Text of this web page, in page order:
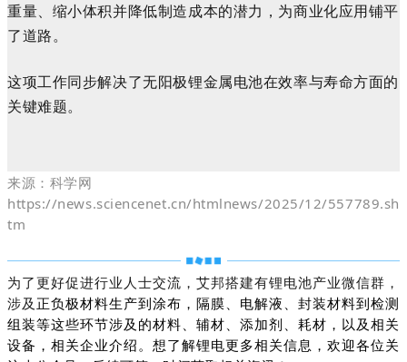
重量、缩小体积并降低制造成本的潜力，为商业化应用铺平
了道路。
这项工作同步解决了无阳极锂金属电池在效率与寿命方面的
关键难题。
来源：科学网
https://news.sciencenet.cn/htmlnews/2025/12/557789.sh
tm
为了更好促进行业人士交流，艾邦搭建有锂电池产业微信群，
涉及 正负极材料生产到涂布，隔膜、电解液、封装材料到检测
组装等这些环节涉及的材料、辅材、添加剂、耗材，以及相关
设备，相关企业介绍。想了解锂电更多相关信息，欢迎各位关